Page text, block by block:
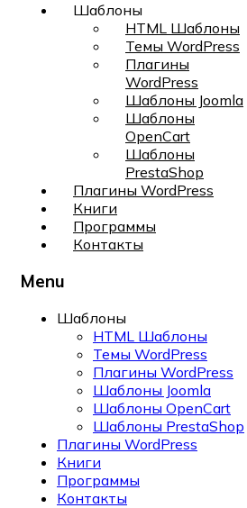
Шаблоны
HTML Шаблоны
Темы WordPress
Плагины
WordPress
Шаблоны Joomla
Шаблоны
OpenCart
Шаблоны
PrestaShop
Плагины WordPress
Книги
Программы
Контакты
Menu
Шаблоны
HTML Шаблоны
Темы WordPress
Плагины WordPress
Шаблоны Joomla
Шаблоны OpenCart
Шаблоны PrestaShop
Плагины WordPress
Книги
Программы
Контакты